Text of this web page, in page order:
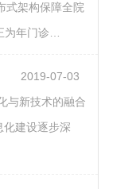
式架构保障全院
为年门诊…
2019-07-03
与新技术的融合
化建设逐步深